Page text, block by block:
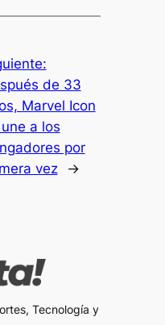
de 33
Marvel Icon
a los
por
vez
→
Tecnología y